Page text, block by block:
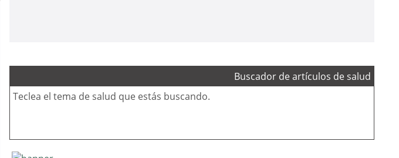
Buscador de artículos de salud
Teclea el tema de salud que estás buscando.